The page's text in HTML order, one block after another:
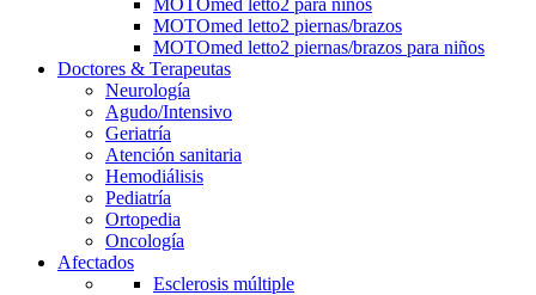
MOTOmed letto2 para niños
MOTOmed letto2 piernas/brazos
MOTOmed letto2 piernas/brazos para niños
Doctores & Terapeutas
Neurología
Agudo/Intensivo
Geriatría
Atención sanitaria
Hemodiálisis
Pediatría
Ortopedia
Oncología
Afectados
Esclerosis múltiple